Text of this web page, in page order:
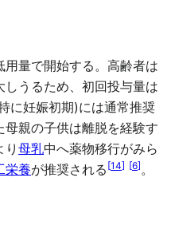
用量で開始する。高齢者は
うるため、初回投与量は
に妊娠初期)には通常推奨
親の子供は離脱を経験す
り 母乳中へ薬物移行がみら
栄養が推奨される [14] [6]。